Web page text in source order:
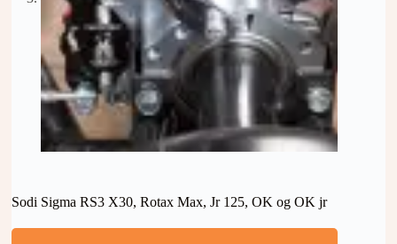
Sodi Sigma RS3 X30, Rotax Max, Jr 125, OK og OK jr